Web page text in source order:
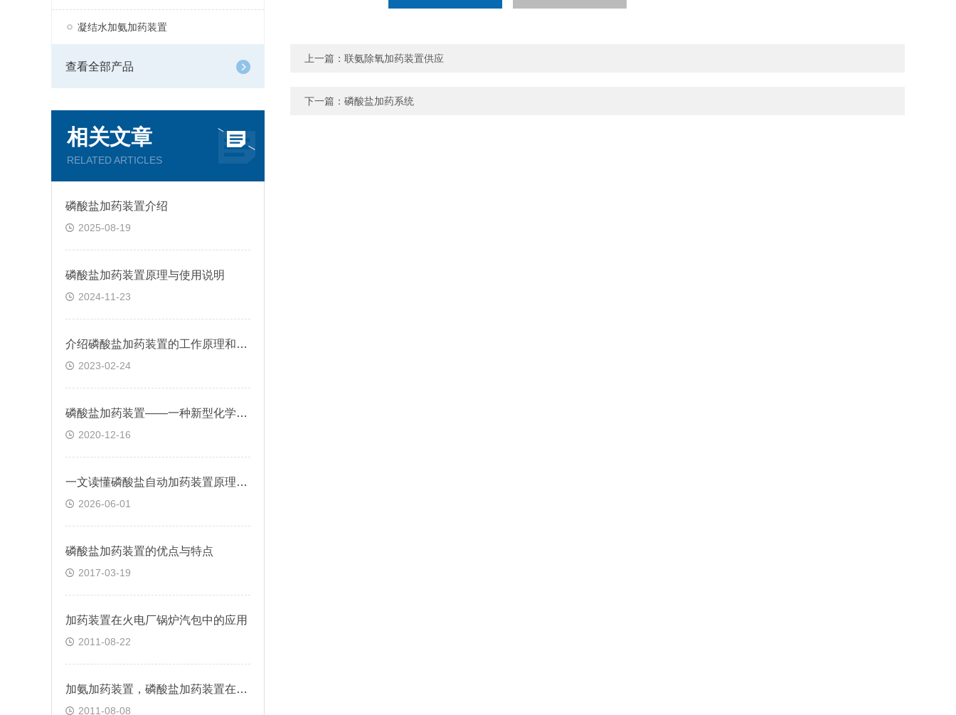
凝结水加氨加药装置
查看全部产品
相关文章
RELATED ARTICLES
磷酸盐加药装置介绍
2025-08-19
磷酸盐加药装置原理与使用说明
2024-11-23
介绍磷酸盐加药装置的工作原理和优势
2023-02-24
磷酸盐加药装置——一种新型化学水处理加药设备
2020-12-16
一文读懂磷酸盐自动加药装置原理、用途与保养方法
2026-06-01
磷酸盐加药装置的优点与特点
2017-03-19
加药装置在火电厂锅炉汽包中的应用
2011-08-22
加氨加药装置，磷酸盐加药装置在火电厂的应用
2011-08-08
上一篇： 联氨除氧加药装置供应
下一篇： 磷酸盐加药系统